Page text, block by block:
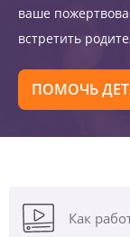
ваше
встретить
ПОМОЧЬ
Как